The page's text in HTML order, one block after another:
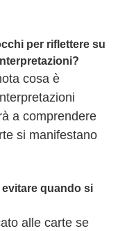
per riflettere su
cosa è
a comprendere
si manifestano
quando si
alle carte se